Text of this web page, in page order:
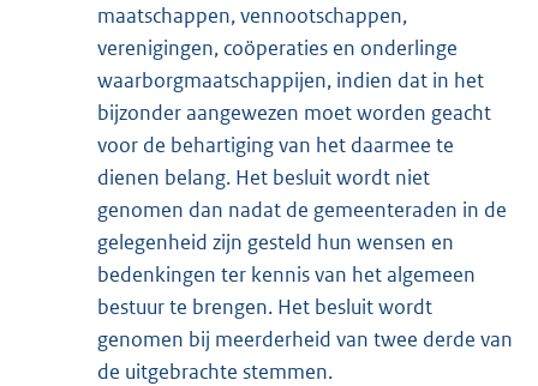
maatschappen, vennootschappen,
verenigingen, coöperaties en onderlinge
waarborgmaatschappijen, indien dat in het
bijzonder aangewezen moet worden geacht
voor de behartiging van het daarmee te
dienen belang. Het besluit wordt niet
genomen dan nadat de gemeenteraden in de
gelegenheid zijn gesteld hun wensen en
bedenkingen ter kennis van het algemeen
bestuur te brengen. Het besluit wordt
genomen bij meerderheid van twee derde van
de uitgebrachte stemmen.